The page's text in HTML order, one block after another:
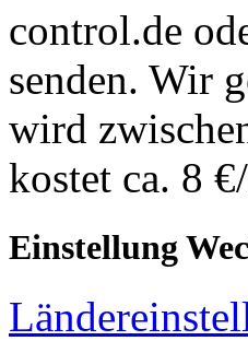
control.de
senden. Wir
wird
kostet ca. 8
Einstellung